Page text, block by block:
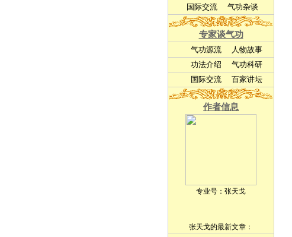
国际交流
气功杂谈
专家谈气功
气功源流
人物故事
功法介绍
气功科研
国际交流
百家讲坛
作者信息
专业号： 张天戈
张天戈的最新文章：